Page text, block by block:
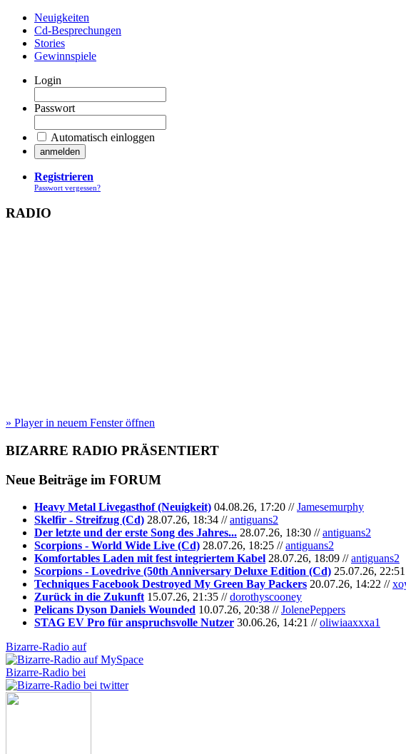
Neuigkeiten
Cd-Besprechungen
Stories
Gewinnspiele
Login
Passwort
Automatisch einloggen
Registrieren
Passwort vergessen?
RADIO
» Player in neuem Fenster öffnen
BIZARRE RADIO PRÄSENTIERT
Neue Beiträge im FORUM
Heavy Metal Livegasthof (Neuigkeit) 04.08.26, 17:20 //Jamesemurphy
Skelfir - Streifzug (Cd) 28.07.26, 18:34 //antiguans2
Der letzte und der erste Song des Jahres... 28.07.26, 18:30 //antiguans2
Scorpions - World Wide Live (Cd) 28.07.26, 18:25 //antiguans2
Komfortables Laden mit fest integriertem Kabel 28.07.26, 18:09 //antiguans2
Scorpions - Lovedrive (50th Anniversary Deluxe Edition (Cd) 25.07.26,
Techniques Facebook Destroyed My Green Bay Packers 20.07.26, 14:22 //
Zurück in die Zukunft 15.07.26, 21:35 //dorothyscooney
Pelicans Dyson Daniels Wounded 10.07.26, 20:38 //JolenePeppers
STAG EV Pro für anspruchsvolle Nutzer 30.06.26, 14:21 //oliwiaaxxxa1
Bizarre-Radio auf
Bizarre-Radio bei